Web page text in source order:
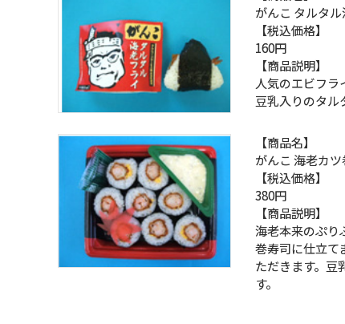
がんこ タルタ
【税込価格】
160円
【商品説明】
人気のエビフ
豆乳入りのタル
【商品名】
がんこ 海老カツ
【税込価格】
380円
【商品説明】
海老本来のぷり
巻寿司に仕立て
ただきます。豆
す。